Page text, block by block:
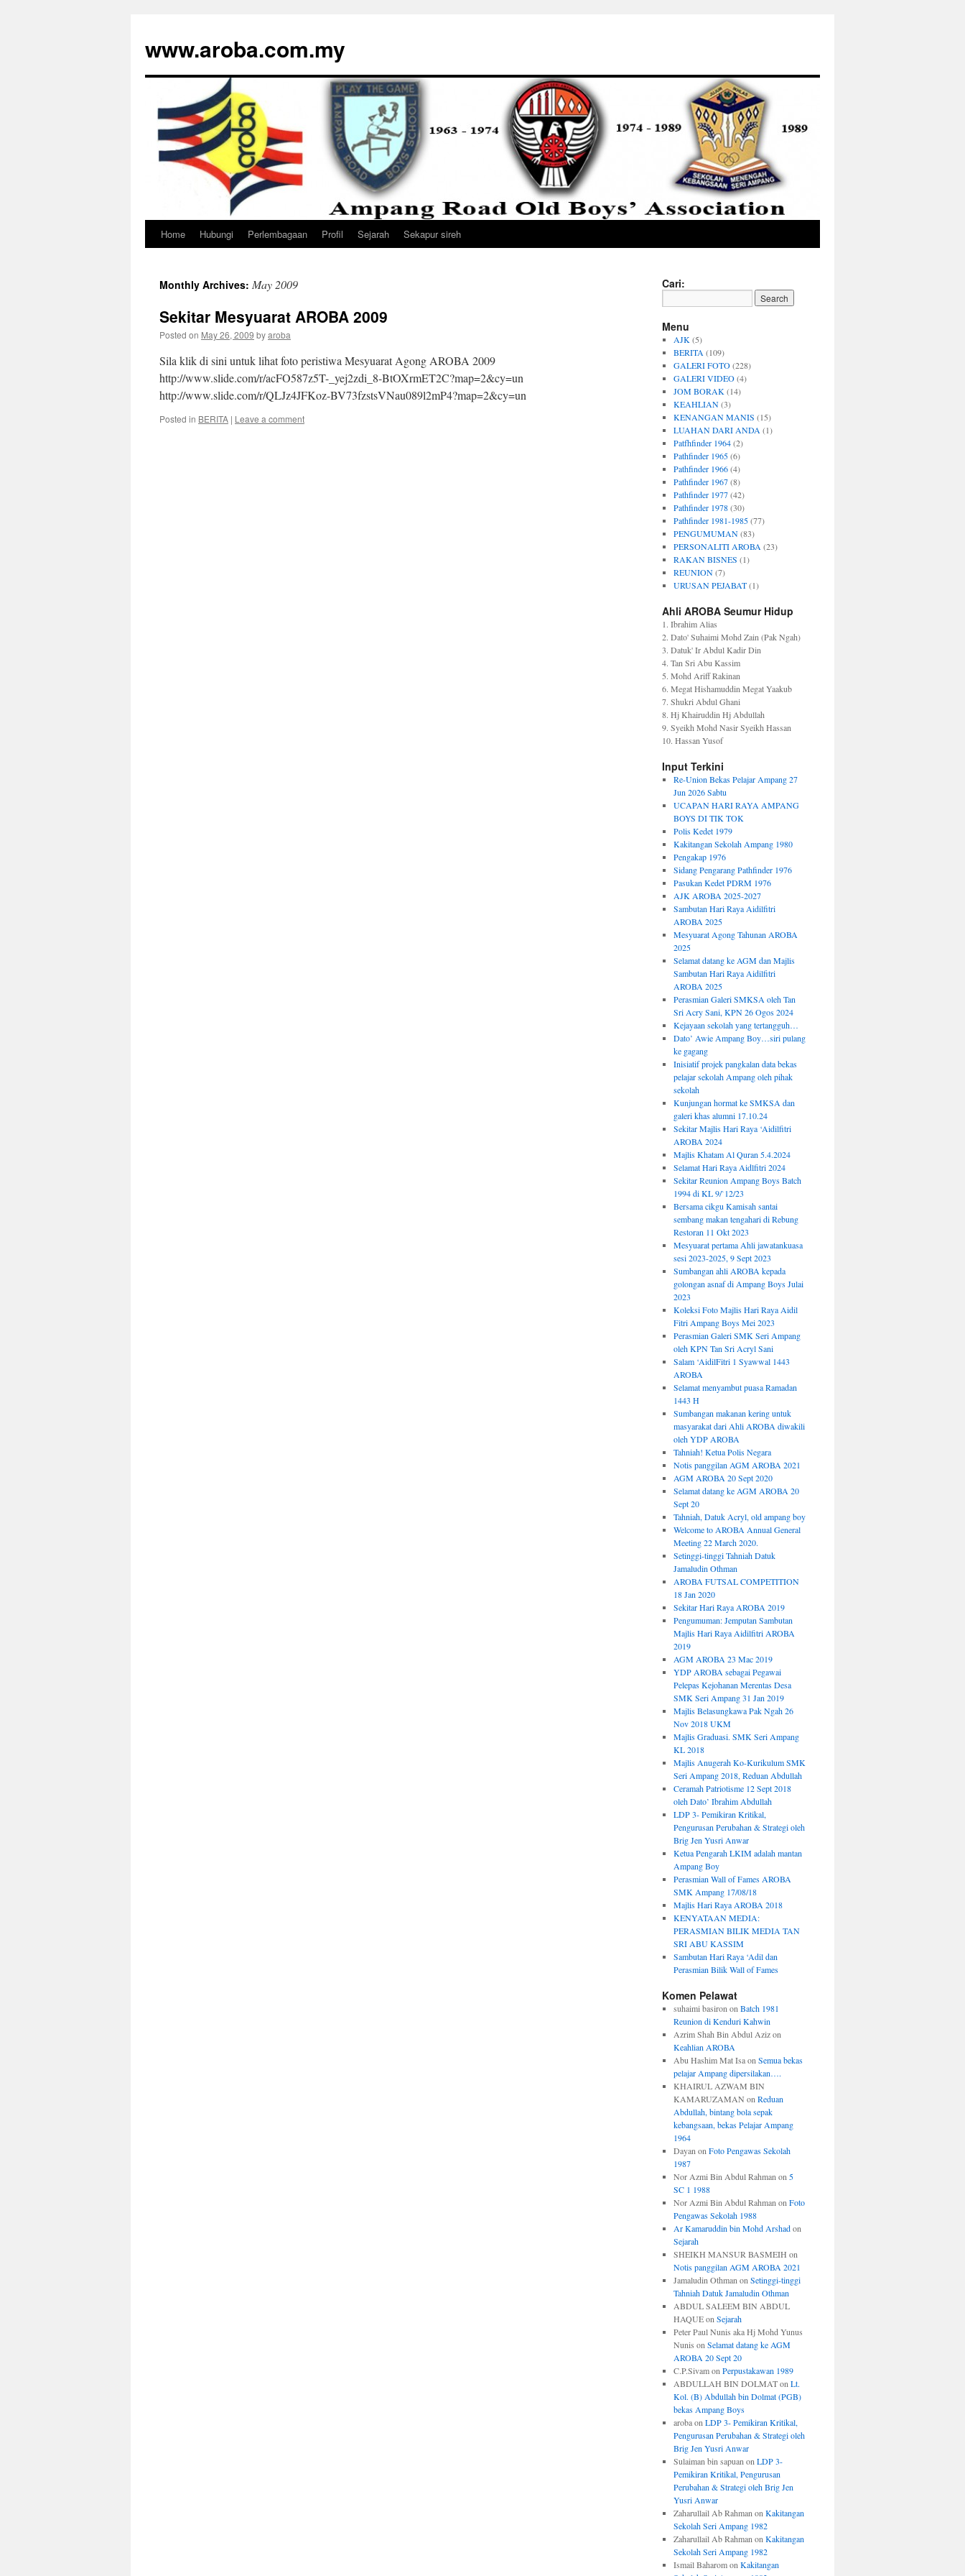
www.aroba.com.my
Skip
content
Home Hubungi Perlembagaan Profil Sejarah Sekapur sireh
Monthly Archives: May 2009
Sekitar Mesyuarat AROBA 2009
Posted on May 26, 2009 byaroba
Sila klik di sini untuk lihat foto peristiwa Mesyuarat Agong AROBA 2009
http://www.slide.com/r/acFO587z5T-_yej2zdi_8-BtOXrmET2C?map=2&cy=un
http://www.slide.com/r/QLJz4JFKoz-BV73fzstsVNau089l2mP4?map=2&cy=un
Posted in BERITA | Leave a comment
Cari:
Menu
AJK (5)
BERITA (109)
GALERI FOTO(228)
GALERI VIDEO(4)
JOM BORAK (14)
KEAHLIAN(3)
KENANGAN MANIS (15)
LUAHAN DARI ANDA (1)
Patfhfinder 1964(2)
Pathfinder 1965(6)
Pathfinder 1966(4)
Pathfinder 1967(8)
Pathfinder 1977(42)
Pathfinder 1978(30)
Pathfinder 1981-1985(77)
PENGUMUMAN(83)
PERSONALITI AROBA (23)
RAKAN BISNES (1)
REUNION(7)
URUSAN PEJABAT(1)
Ahli AROBA Seumur Hidup
1. Ibrahim Alias
2. Dato' Suhaimi Mohd Zain (Pak Ngah)
3. Datuk' Ir Abdul Kadir Din
4. Tan Sri Abu Kassim
5. Mohd Ariff Rakinan
6. Megat Hishamuddin Megat Yaakub
7. Shukri Abdul Ghani
8. Hj Khairuddin Hj Abdullah
9. Syeikh Mohd Nasir Syeikh Hassan
10. Hassan Yusof
Input Terkini
Re-Union Bekas Pelajar Ampang 27
Jun 2026 Sabtu
UCAPAN HARI RAYA AMPANG
BOYS DI TIK TOK
Polis Kedet 1979
Kakitangan Sekolah Ampang 1980
Pengakap 1976
Sidang Pengarang Pathfinder 1976
Pasukan Kedet PDRM 1976
AJK AROBA 2025-2027
Sambutan Hari Raya Aidilfitri
AROBA 2025
Mesyuarat Agong Tahunan AROBA
2025
Selamat datang ke AGM dan Majlis
Sambutan Hari Raya Aidilfitri
AROBA 2025
Perasmian Galeri SMKSA oleh Tan
Sri Acry Sani, KPN 26 Ogos 2024
Kejayaan sekolah yang tertangguh…
Dato’ Awie Ampang Boy…siri pulang
ke gagang
Inisiatif projek pangkalan data bekas
pelajar sekolah Ampang oleh pihak
sekolah
Kunjungan hormat ke SMKSA dan
galeri khas alumni 17.10.24
Sekitar Majlis Hari Raya ‘Aidilfitri
AROBA 2024
Majlis Khatam Al Quran 5.4.2024
Selamat Hari Raya Aidlfitri 2024
Sekitar Reunion Ampang Boys Batch
1994 di KL 9/`12/23
Bersama cikgu Kamisah santai
sembang makan tengahari di Rebung
Restoran 11 Okt 2023
Mesyuarat pertama Ahli jawatankuasa
sesi 2023-2025, 9 Sept 2023
Sumbangan ahli AROBA kepada
golongan asnaf di Ampang Boys Julai
2023
Koleksi Foto Majlis Hari Raya Aidil
Fitri Ampang Boys Mei 2023
Perasmian Galeri SMK Seri Ampang
oleh KPN Tan Sri Acryl Sani
Salam ‘AidilFitri 1 Syawwal 1443
AROBA
Selamat menyambut puasa Ramadan
1443 H
Sumbangan makanan kering untuk
masyarakat dari Ahli AROBA diwakili
oleh YDP AROBA
Tahniah! Ketua Polis Negara
Notis panggilan AGM AROBA 2021
AGM AROBA 20 Sept 2020
Selamat datang ke AGM AROBA 20
Sept 20
Tahniah, Datuk Acryl, old ampang boy
Welcome to AROBA Annual General
Meeting 22 March 2020.
Setinggi-tinggi Tahniah Datuk
Jamaludin Othman
AROBA FUTSAL COMPETITION
18 Jan 2020
Sekitar Hari Raya AROBA 2019
Pengumuman: Jemputan Sambutan
Majlis Hari Raya Aidilfitri AROBA
2019
AGM AROBA 23 Mac 2019
YDP AROBA sebagai Pegawai
Pelepas Kejohanan Merentas Desa
SMK Seri Ampang 31 Jan 2019
Majlis Belasungkawa Pak Ngah 26
Nov 2018 UKM
Majlis Graduasi. SMK Seri Ampang
KL 2018
Majlis Anugerah Ko-Kurikulum SMK
Seri Ampang 2018, Reduan Abdullah
Ceramah Patriotisme 12 Sept 2018
oleh Dato’ Ibrahim Abdullah
LDP 3- Pemikiran Kritikal,
Pengurusan Perubahan & Strategi oleh
Brig Jen Yusri Anwar
Ketua Pengarah LKIM adalah mantan
Ampang Boy
Perasmian Wall of Fames AROBA
SMK Ampang 17/08/18
Majlis Hari Raya AROBA 2018
KENYATAAN MEDIA:
PERASMIAN BILIK MEDIA TAN
SRI ABU KASSIM
Sambutan Hari Raya ‘Adil dan
Perasmian Bilik Wall of Fames
Komen Pelawat
suhaimi basiron on Batch 1981
Reunion di Kenduri Kahwin
Azrim Shah Bin Abdul Azizon
Keahlian AROBA
Abu Hashim Mat Isaon Semua bekas
pelajar Ampang dipersilakan….
KHAIRUL AZWAM BIN
KAMARUZAMAN on Reduan
Abdullah, bintang bola sepak
kebangsaan, bekas Pelajar Ampang
1964
Dayan on Foto Pengawas Sekolah
1987
Nor Azmi Bin Abdul Rahman on 5
SC 1 1988
Nor Azmi Bin Abdul Rahman on Foto
Pengawas Sekolah 1988
Ar Kamaruddin bin Mohd Arshadon
Sejarah
SHEIKH MANSUR BASMEIH on
Notis panggilan AGM AROBA 2021
Jamaludin Othman on Setinggi-tinggi
Tahniah Datuk Jamaludin Othman
ABDUL SALEEM BIN ABDUL
HAQUEon Sejarah
Peter Paul Nunis aka Hj Mohd Yunus
Nunis on Selamat datang ke AGM
AROBA 20 Sept 20
C.P.Sivamon Perpustakawan 1989
ABDULLAH BIN DOLMATon Lt.
Kol. (B) Abdullah bin Dolmat (PGB)
bekas Ampang Boys
arobaon LDP 3- Pemikiran Kritikal,
Pengurusan Perubahan & Strategi oleh
Brig Jen Yusri Anwar
Sulaiman bin sapuan on LDP 3-
Pemikiran Kritikal, Pengurusan
Perubahan & Strategi oleh Brig Jen
Yusri Anwar
Zaharullail Ab Rahman on Kakitangan
Sekolah Seri Ampang 1982
Zaharullail Ab Rahman on Kakitangan
Sekolah Seri Ampang 1982
Ismail Baharomon Kakitangan